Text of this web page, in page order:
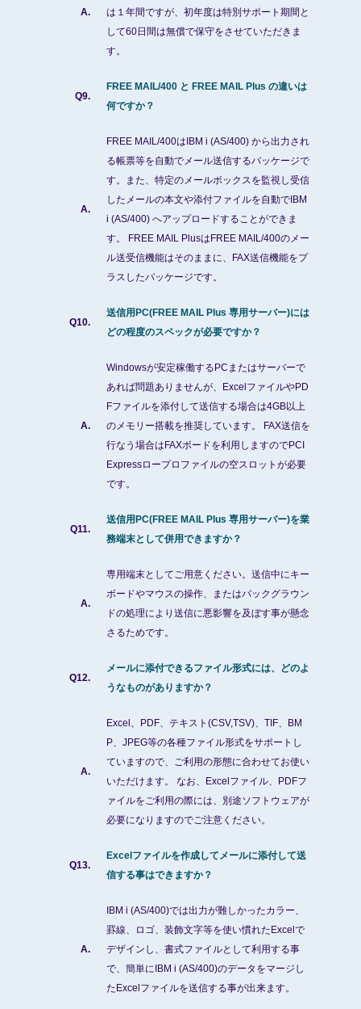
A.
は１年間ですが、初年度は特別サポート期間と
して60日間は無償で保守をさせていただきま
す。
Q9.
FREE MAIL/400 と FREE MAIL Plus の違いは
何ですか？
A.
FREE MAIL/400はIBM i (AS/400) から出力され
る帳票等を自動でメール送信するパッケージで
す。また、特定のメールボックスを監視し受信
したメールの本文や添付ファイルを自動でIBM
i (AS/400) へアップロードすることができま
す。 FREE MAIL PlusはFREE MAIL/400のメー
ル送受信機能はそのままに、FAX送信機能をプ
ラスしたパッケージです。
Q10.
送信用PC(FREE MAIL Plus 専用サーバー)には
どの程度のスペックが必要ですか？
A.
Windowsが安定稼働するPCまたはサーバーで
あれば問題ありませんが、ExcelファイルやPD
Fファイルを添付して送信する場合は4GB以上
のメモリー搭載を推奨しています。 FAX送信を
行なう場合はFAXボードを利用しますのでPCI
Expressロープロファイルの空スロットが必要
です。
Q11.
送信用PC(FREE MAIL Plus 専用サーバー)を業
務端末として併用できますか？
A.
専用端末としてご用意ください。送信中にキー
ボードやマウスの操作、またはバックグラウン
ドの処理により送信に悪影響を及ぼす事が懸念
さるためです。
Q12.
メールに添付できるファイル形式には、どのよ
うなものがありますか？
A.
Excel、PDF、テキスト(CSV,TSV)、TIF、BM
P、JPEG等の各種ファイル形式をサポートし
ていますので、ご利用の形態に合わせてお使い
いただけます。 なお、Excelファイル、PDFフ
ァイルをご利用の際には、別途ソフトウェアが
必要になりますのでご注意ください。
Q13.
Excelファイルを作成してメールに添付して送
信する事はできますか？
A.
IBM i (AS/400)では出力が難しかったカラー、
罫線、ロゴ、装飾文字等を使い慣れたExcelで
デザインし、書式ファイルとして利用する事
で、簡単にIBM i (AS/400)のデータをマージし
たExcelファイルを送信する事が出来ます。